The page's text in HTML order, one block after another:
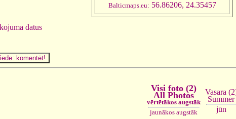
Balticmaps.eu: 56.86206, 24.35457
datus
Visi foto (2)
All Photos
vērtētākos augstāk
jaunākos augstāk
Vasara
Summer
jūn